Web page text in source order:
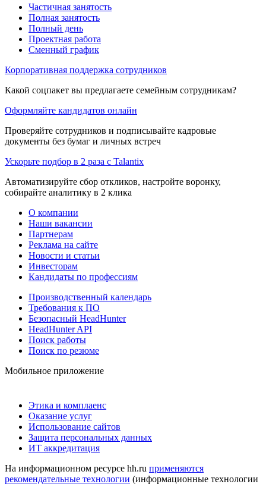
Частичная занятость
Полная занятость
Полный день
Проектная работа
Сменный график
Корпоративная поддержка сотрудников
Какой соцпакет вы предлагаете семейным сотрудникам?
Оформляйте кандидатов онлайн
Проверяйте сотрудников и подписывайте кадровые
документы без бумаг и личных встреч
Ускорьте подбор в 2 раза с Talantix
Автоматизируйте сбор откликов, настройте воронку,
собирайте аналитику в 2 клика
О компании
Наши вакансии
Партнерам
Реклама на сайте
Новости и статьи
Инвесторам
Кандидаты по профессиям
Производственный календарь
Требования к ПО
Безопасный HeadHunter
HeadHunter API
Поиск работы
Поиск по резюме
Мобильное приложение
Этика и комплаенс
Оказание услуг
Использование сайтов
Защита персональных данных
ИТ аккредитация
На информационном ресурсе hh.ru применяются
рекомендательные технологии (информационные технологии